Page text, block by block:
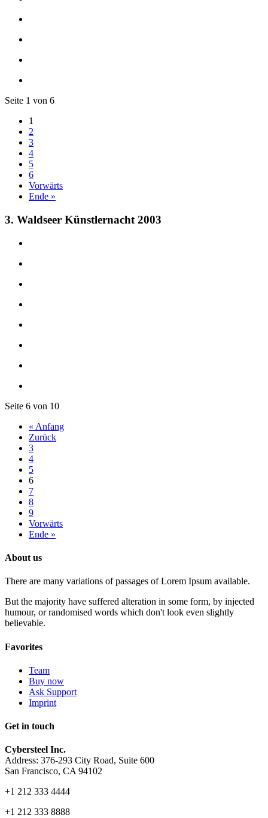
Seite 1 von 6
1
2
3
4
5
6
Vorwärts
Ende »
3. Waldseer Künstlernacht 2003
Seite 6 von 10
« Anfang
Zurück
3
4
5
6
7
8
9
Vorwärts
Ende »
About us
There are many variations of passages of Lorem Ipsum available.
But the majority have suffered alteration in some form, by injected
humour, or randomised words which don't look even slightly
believable.
Favorites
Team
Buy now
Ask Support
Imprint
Get in touch
Cybersteel Inc.
Address: 376-293 City Road, Suite 600
San Francisco, CA 94102
+1 212 333 4444
+1 212 333 8888